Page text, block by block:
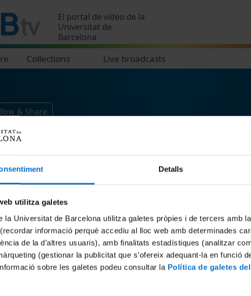
Detalls
utilitza galetes
la Universitat de Barcelona utilitza galetes pròpies i de tercers amb
informació perquè accediu al lloc web amb determinades
de la d’altres usuaris), amb finalitats estadístiques (analitzar
(gestionar la publicitat que s’ofereix adequant-la en funció
sobre les galetes podeu consultar la Política de galetes
El portal de vídeo de la
Universitat de
Barcelona
Collections Live broadcasts
& Share